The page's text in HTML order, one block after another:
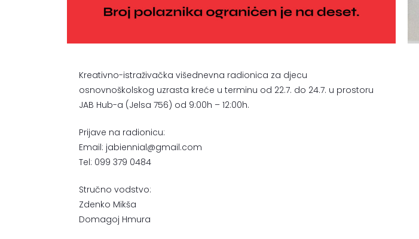
Kreativno-istraživačka višednevna radionica za djecu
osnovnoškolskog uzrasta kreće u terminu od 22.7. do 24.7. u prostoru
JAB Hub-a (Jelsa 756) od 9:00h – 12:00h.
Prijave na radionicu:
Email: jabiennial@gmail.com
Tel: 099 379 0484
Stručno vodstvo:
Zdenko Mikša
Domagoj Hmura